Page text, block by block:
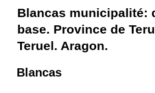
Blancas municipalité:
base. Province de
Teruel. Aragon.
Blancas